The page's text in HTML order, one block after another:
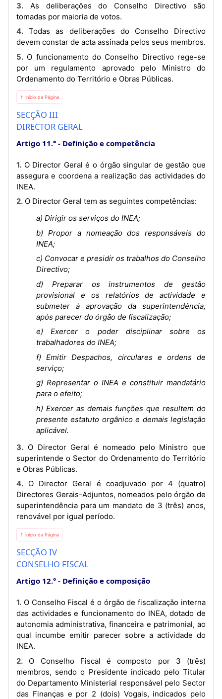
3. As deliberações do Conselho Directivo são
tomadas por maioria de votos.
4. Todas as deliberações do Conselho Directivo
devem constar de acta assinada pelos seus membros.
5. O funcionamento do Conselho Directivo rege-se
por um regulamento aprovado pelo Ministro do
Ordenamento do Território e Obras Públicas.
⇡ Início da Página
SECÇÃO III
DIRECTOR GERAL
Artigo 11.° Definição e competência
1. O Director Geral é o órgão singular de gestão que
assegura e coordena a realização das actividades do
INEA.
2. O Director Geral tem as seguintes competências:
a) Dirigir os serviços do INEA;
b) Propor a nomeação dos responsáveis do
INEA;
c) Convocar e presidir os trabalhos do Conselho
Directivo;
d) Preparar os instrumentos de gestão
provisional e os relatórios de actividade e
submeter à aprovação da superintendência,
após parecer do órgão de fiscalização;
e) Exercer o poder disciplinar sobre os
trabalhadores do INEA;
f) Emitir Despachos, circulares e ordens de
serviço;
g) Representar o INEA e constituir mandatário
para o efeito;
h) Exercer as demais funções que resultem do
presente estatuto orgânico e demais legislação
aplicável.
3. O Director Geral é nomeado pelo Ministro que
superintende o Sector do Ordenamento do Território
e Obras Públicas.
4. O Director Geral é coadjuvado por 4 (quatro)
Directores Gerais-Adjuntos, nomeados pelo órgão de
superintendência para um mandato de 3 (três) anos,
renovável por igual período.
⇡ Início da Página
SECÇÃO IV
CONSELHO FISCAL
Artigo 12.° Definição e composição
1. O Conselho Fiscal é o órgão de fiscalização interna
das actividades e funcionamento do INEA, dotado de
autonomia administrativa, financeira e patrimonial, ao
qual incumbe emitir parecer sobre a actividade do
INEA.
2. O Conselho Fiscal é composto por 3 (três)
membros, sendo o Presidente indicado pelo Titular
do Departamento Ministerial responsável pelo Sector
das Finanças e por 2 (dois) Vogais, indicados pelo